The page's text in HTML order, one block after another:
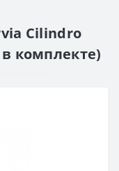
Cilindro
в комплекте)